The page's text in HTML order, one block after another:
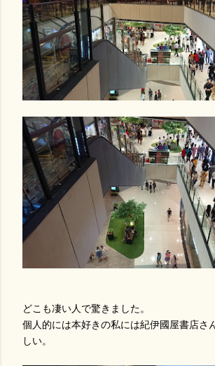
どこも凄い人で驚きました。
個人的には本好きの私には紀伊國屋書店さ
しい。